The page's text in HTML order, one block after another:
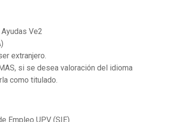
Ve2
extranjero.
si se desea valoración del idioma
como titulado.
UPV (SIE)